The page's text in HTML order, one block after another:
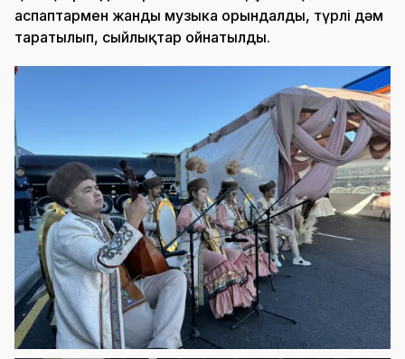
аспаптармен жанды музыка орындалды, түрлі дәм
таратылып, сыйлықтар ойнатылды.